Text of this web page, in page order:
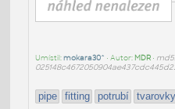
Umístil:mokara30^ • Autor: MDR• md5:
pipe fitting potrubí tvarovky